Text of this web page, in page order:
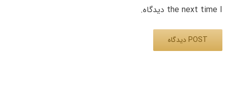
the next time I دیدگاه.